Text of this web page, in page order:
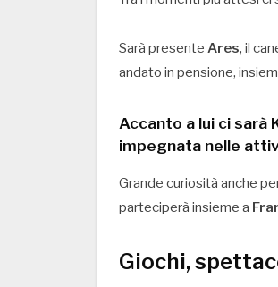
Sarà presente Ares, il
andato in pensione,
Accanto a lui ci sarà
impegnata nelle
Grande curiosità anche
parteciperà insieme a
Giochi,